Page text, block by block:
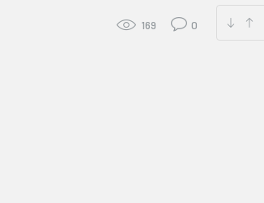
169 0